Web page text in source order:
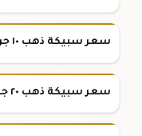
سعر سبيكة ذهب ١٠ جرام عيار ٢٤
سعر سبيكة ذهب ٢٠ جرام عيار ٢٤